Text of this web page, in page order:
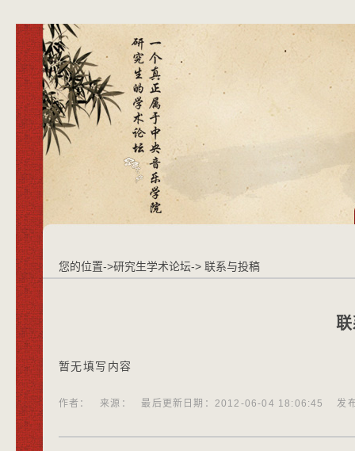
您的位置->研究生学术论坛-> 联系与投稿
暂无填写内容
作者： 来源： 最后更新日期：2012-06-04 18:06:45 发